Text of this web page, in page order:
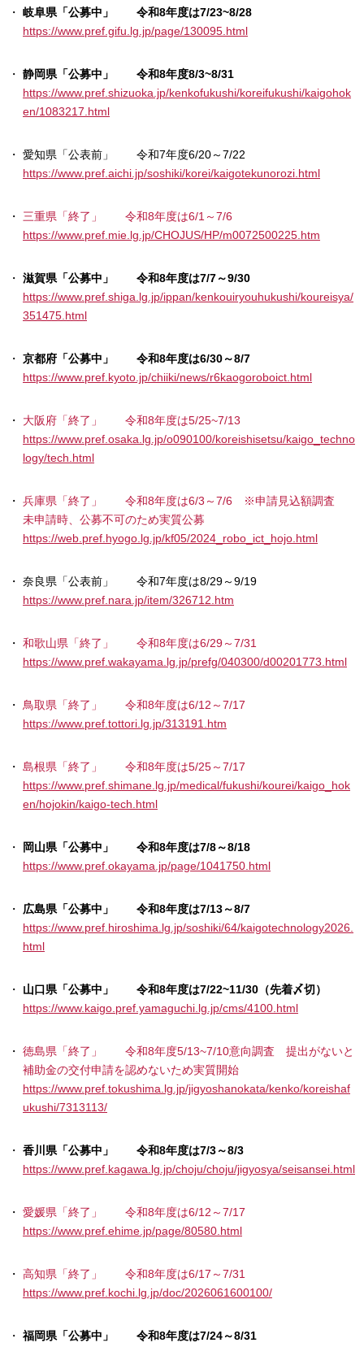
岐阜県「公募中」 令和8年度は7/23~8/28
https://www.pref.gifu.lg.jp/page/130095.html
静岡県「公募中」 令和8年度8/3~8/31
https://www.pref.shizuoka.jp/kenkofukushi/koreifukushi/kaigohok
en/1083217.html
愛知県「公表前」 令和7年度6/20～7/22
https://www.pref.aichi.jp/soshiki/korei/kaigotekunorozi.html
三重県「終了」 令和8年度は6/1～7/6
https://www.pref.mie.lg.jp/CHOJUS/HP/m0072500225.htm
滋賀県「公募中」 令和8年度は7/7～9/30
https://www.pref.shiga.lg.jp/ippan/kenkouiryouhukushi/koureisya/
351475.html
京都府「公募中」 令和8年度は6/30～8/7
https://www.pref.kyoto.jp/chiiki/news/r6kaogoroboict.html
大阪府「終了」 令和8年度は5/25~7/13
https://www.pref.osaka.lg.jp/o090100/koreishisetsu/kaigo_techno
logy/tech.html
兵庫県「終了」 令和8年度は6/3～7/6 ※申請見込額調査
未申請時、公募不可のため実質公募
https://web.pref.hyogo.lg.jp/kf05/2024_robo_ict_hojo.html
奈良県「公表前」 令和7年度は8/29～9/19
https://www.pref.nara.jp/item/326712.htm
和歌山県「終了」 令和8年度は6/29～7/31
https://www.pref.wakayama.lg.jp/prefg/040300/d00201773.html
鳥取県「終了」 令和8年度は6/12～7/17
https://www.pref.tottori.lg.jp/313191.htm
島根県「終了」 令和8年度は5/25～7/17
https://www.pref.shimane.lg.jp/medical/fukushi/kourei/kaigo_hok
en/hojokin/kaigo-tech.html
岡山県「公募中」 令和8年度は7/8～8/18
https://www.pref.okayama.jp/page/1041750.html
広島県「公募中」 令和8年度は7/13～8/7
https://www.pref.hiroshima.lg.jp/soshiki/64/kaigotechnology2026.
html
山口県「公募中」 令和8年度は7/22~11/30（先着〆切）
https://www.kaigo.pref.yamaguchi.lg.jp/cms/4100.html
徳島県「終了」 令和8年度5/13~7/10意向調査 提出がないと
補助金の交付申請を認めないため実質開始
https://www.pref.tokushima.lg.jp/jigyoshanokata/kenko/koreishaf
ukushi/7313113/
香川県「公募中」 令和8年度は7/3～8/3
https://www.pref.kagawa.lg.jp/choju/choju/jigyosya/seisansei.html
愛媛県「終了」 令和8年度は6/12～7/17
https://www.pref.ehime.jp/page/80580.html
高知県「終了」 令和8年度は6/17～7/31
https://www.pref.kochi.lg.jp/doc/2026061600100/
福岡県「公募中」 令和8年度は7/24～8/31